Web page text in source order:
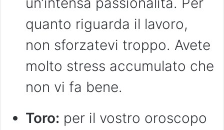
quanto riguarda il lavoro,
non sforzatevi troppo. Avete
molto stress accumulato che
non vi fa bene.
Toro: per il vostro oroscopo